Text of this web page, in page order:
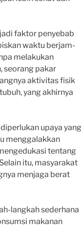
faktor penyebab
waktu berjam-
melakukan
seorang pakar
aktivitas fisik
yang akhirnya
upaya yang
menggalakkan
tentang
itu, masyarakat
menjaga berat
langkah sederhana
makanan